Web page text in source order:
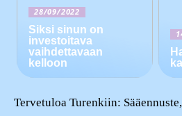
28/09/2022
Siksi sinun on
investoitava
vaihdettavaan
kelloon
Tervetuloa Turenkiin: